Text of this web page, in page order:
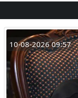
10-08-2026 09:57